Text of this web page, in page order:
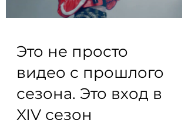
коллекции, музыкальный
одном большом модном событии
на площадке «Графит».
Это не просто